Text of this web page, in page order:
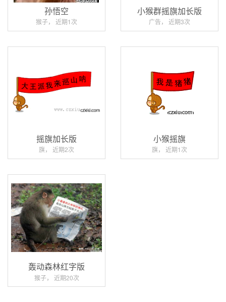
孙悟空
猴子， 近期1次
小猴群摇旗加长版
广告， 近期3次
摇旗加长版
旗， 近期2次
小猴摇旗
旗， 近期1次
轰动森林红字版
猴子， 近期20次